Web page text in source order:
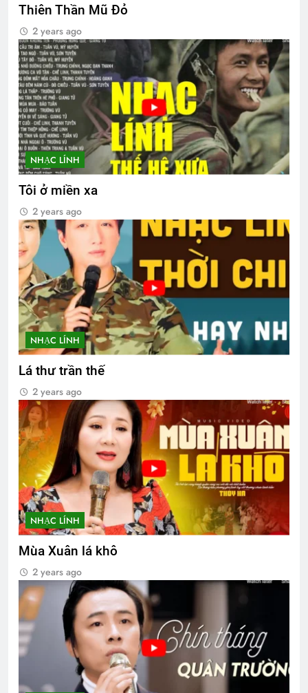
Thiên Thần Mũ Đỏ
2 years ago
NHẠC LÍNH
Tôi ở miền xa
2 years ago
NHẠC LÍNH
Lá thư trần thế
2 years ago
NHẠC LÍNH
Mùa Xuân lá khô
2 years ago